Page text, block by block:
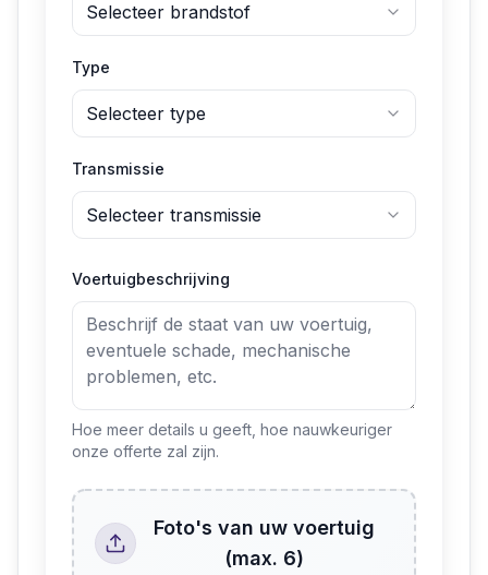
Selecteer brandstof
Type
Selecteer type
Transmissie
Selecteer transmissie
Voertuigbeschrijving
Hoe meer details u geeft, hoe nauwkeuriger
onze offerte zal zijn.
Foto's van uw voertuig
(max. 6)